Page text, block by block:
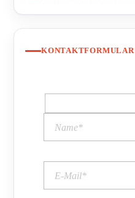
KONTAKTFORMULAR